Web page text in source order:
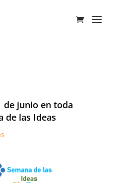
de junio en toda
de las Ideas